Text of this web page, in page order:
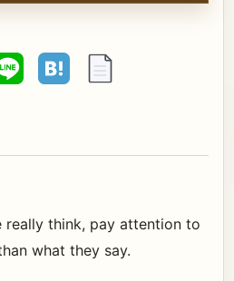
really think, pay attention to
what they say.